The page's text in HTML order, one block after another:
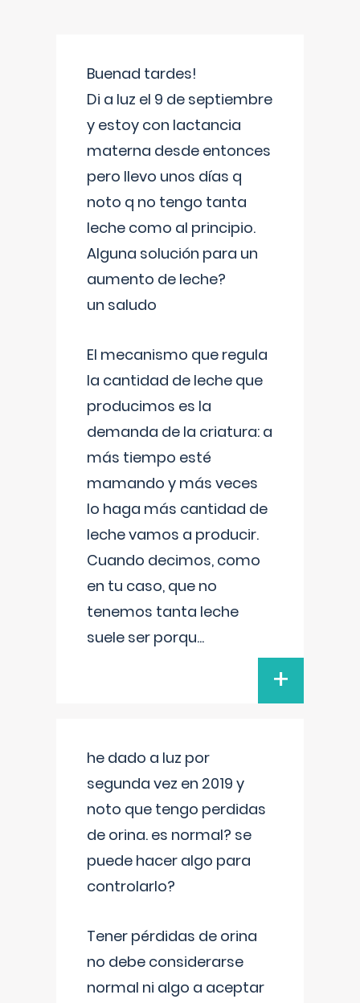
Buenad tardes!
Di a luz el 9 de septiembre
y estoy con lactancia
materna desde entonces
pero llevo unos días q
noto q no tengo tanta
leche como al principio.
Alguna solución para un
aumento de leche?
un saludo
El mecanismo que regula
la cantidad de leche que
producimos es la
demanda de la criatura: a
más tiempo esté
mamando y más veces
lo haga más cantidad de
leche vamos a producir.
Cuando decimos, como
en tu caso, que no
tenemos tanta leche
suele ser porqu...
+
he dado a luz por
segunda vez en 2019 y
noto que tengo perdidas
de orina. es normal? se
puede hacer algo para
controlarlo?
Tener pérdidas de orina
no debe considerarse
normal ni algo a aceptar